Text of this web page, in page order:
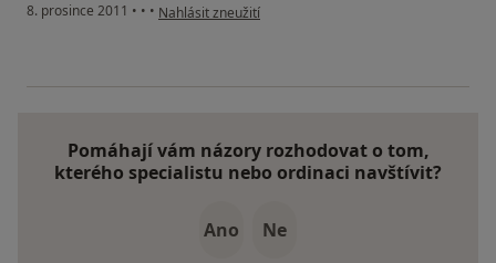
8. prosince 2011 • • • podle názoru uživatele Pacient
Nahlásit zneužití
Pomáhají vám názory rozhodovat o tom,
kterého specialistu nebo ordinaci navštívit?
Ano Ne